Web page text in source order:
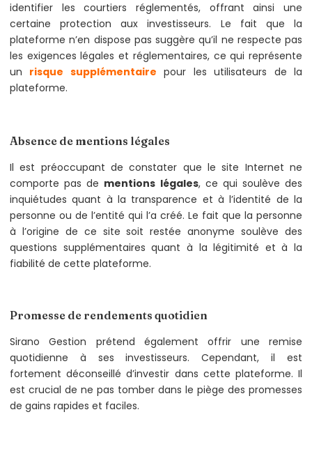
identifier les courtiers réglementés, offrant ainsi une
certaine protection aux investisseurs. Le fait que la
plateforme n’en dispose pas suggère qu’il ne respecte pas
les exigences légales et réglementaires, ce qui représente
un risque supplémentaire pour les utilisateurs de la
plateforme.
Absence de mentions légales
Il est préoccupant de constater que le site Internet ne
comporte pas de mentions légales, ce qui soulève des
inquiétudes quant à la transparence et à l’identité de la
personne ou de l’entité qui l’a créé. Le fait que la personne
à l’origine de ce site soit restée anonyme soulève des
questions supplémentaires quant à la légitimité et à la
fiabilité de cette plateforme.
Promesse de rendements quotidien
Sirano Gestion prétend également offrir une remise
quotidienne à ses investisseurs. Cependant, il est
fortement déconseillé d’investir dans cette plateforme. Il
est crucial de ne pas tomber dans le piège des promesses
de gains rapides et faciles.